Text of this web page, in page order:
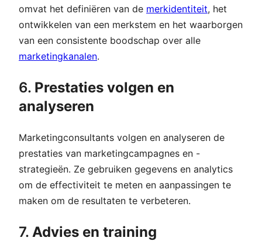
omvat het definiëren van de merkidentiteit, het
ontwikkelen van een merkstem en het waarborgen
van een consistente boodschap over alle
marketingkanalen.
6. Prestaties volgen en
analyseren
Marketingconsultants volgen en analyseren de
prestaties van marketingcampagnes en -
strategieën. Ze gebruiken gegevens en analytics
om de effectiviteit te meten en aanpassingen te
maken om de resultaten te verbeteren.
7. Advies en training